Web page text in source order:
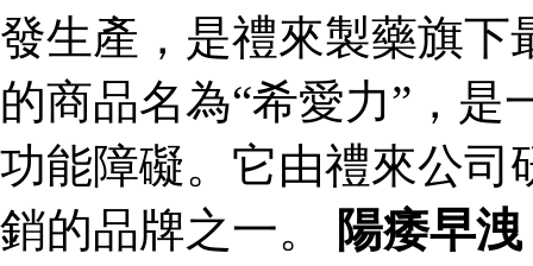
發生產，是禮來製藥旗下
的商品名為“希愛力”，
功能障礙。它由禮來公司
銷的品牌之一。
陽痿早洩